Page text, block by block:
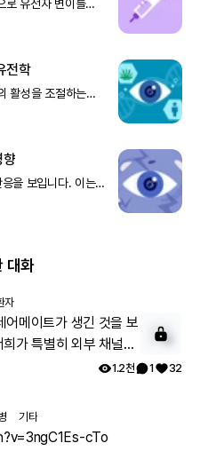
로 유전자 변이를
식하는 줄기세포
전학
활성을 조절하는
히 사라진 전맹
향
을 보입니다. 이는
호르몬이 분비되기
대화
자
어메이트가 생긴 것을 보
가 특별히 외부 채널에
들을 모셔 왔는데요. 이
별도 안내 사항을 보내
다. ➡️ 레어메이
1.2천 1 32
기타
cTo